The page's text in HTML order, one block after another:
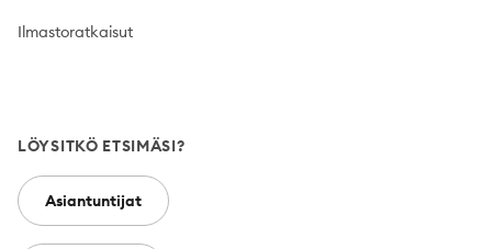
Ilmastoratkaisut
LÖYSITKÖ ETSIMÄSI?
Asiantuntijat